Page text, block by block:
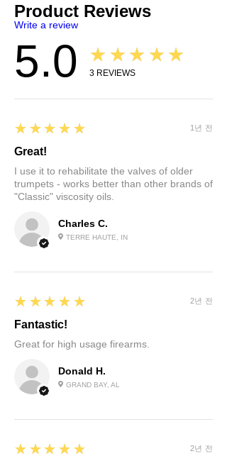
포함: 그래핀, TBN 부스터 및 석유 증류
액.
Product Reviews
Write a review
5.0 ★★★★★
3 REVIEWS
Charles C.
TERRE HAUTE, IN
5
★★★★★
Great!
I use it to rehabilitate the valves of older
trumpets - works better than other brands of
"Classic" viscosity oils.
1년 전
Donald H.
GRAND BAY, AL
5
★★★★★
Fantastic!
Great for high usage firearms.
2년 전
5
★★★★★ 2년 전